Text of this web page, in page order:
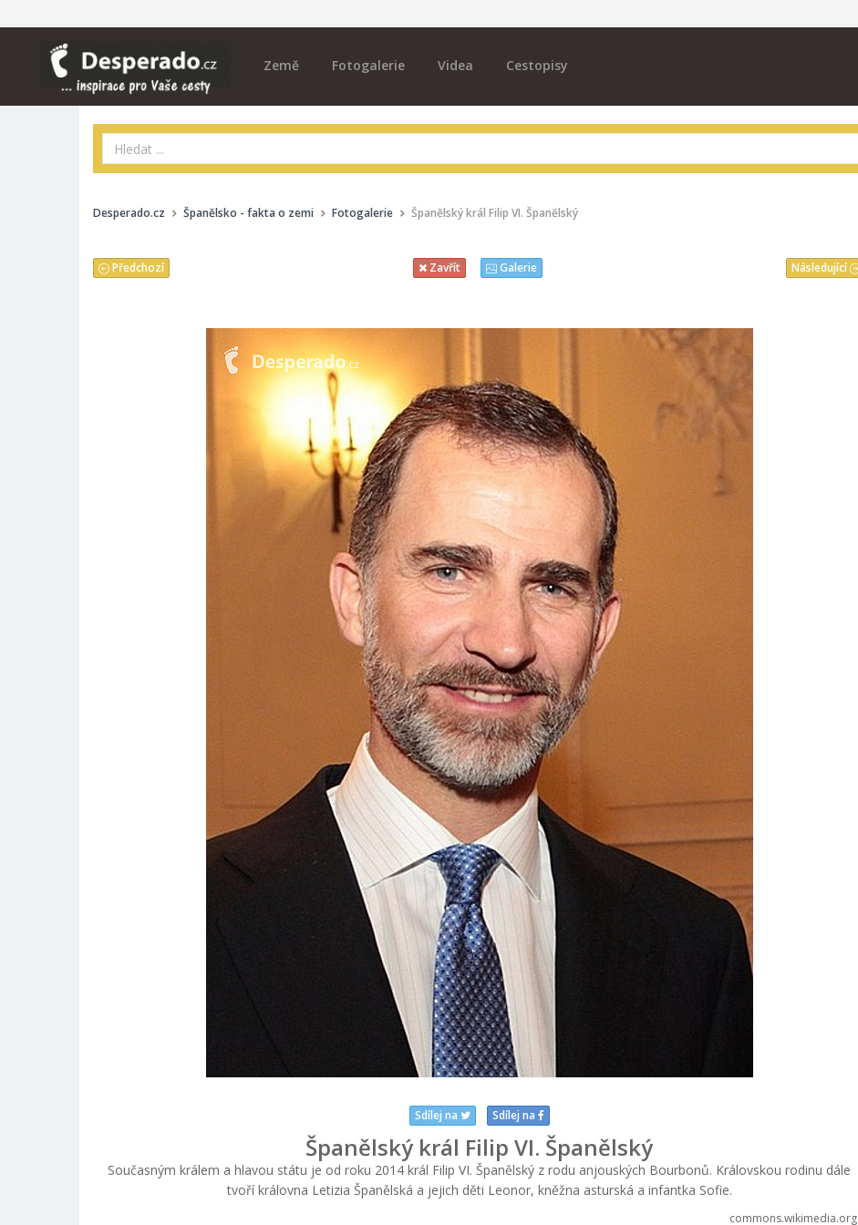
Země Fotogalerie Videa Cestopisy
Desperado.cz Španělsko - fakta o zemi Fotogalerie Španělský král Filip VI. Španělský
Následující
Předchozí Zavřít Galerie
Sdílej na Sdílej na
Španělský král Filip VI. Španělský
Současným králem a hlavou státu je od roku 2014 král Filip VI. Španělský z rodu anjouských Bourbonů. Královskou rodinu dále
tvoří královna Letizia Španělská a jejich děti Leonor, kněžna asturská a infantka Sofie.
commons.wikimedia.org